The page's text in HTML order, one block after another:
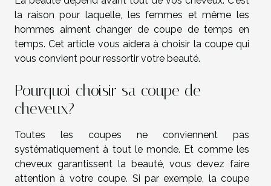
la raison pour laquelle, les femmes et même les
hommes aiment changer de coupe de temps en
temps. Cet article vous aidera à choisir la coupe qui
vous convient pour ressortir votre beauté.
Pourquoi choisir sa coupe de
cheveux?
Toutes les coupes ne conviennent pas
systématiquement à tout le monde. Et comme les
cheveux garantissent la beauté, vous devez faire
attention à votre coupe. Si par exemple, la coupe